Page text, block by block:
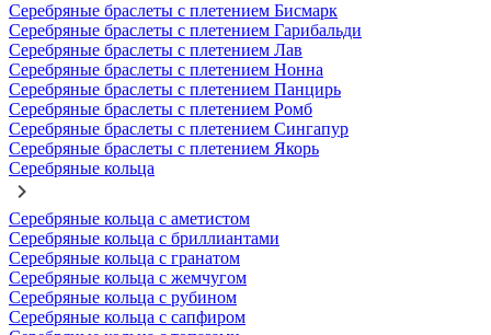
Серебряные браслеты с плетением Бисмарк
Серебряные браслеты с плетением Гарибальди
Серебряные браслеты с плетением Лав
Серебряные браслеты с плетением Нонна
Серебряные браслеты с плетением Панцирь
Серебряные браслеты с плетением Ромб
Серебряные браслеты с плетением Сингапур
Серебряные браслеты с плетением Якорь
Серебряные кольца
Серебряные кольца с аметистом
Серебряные кольца с бриллиантами
Серебряные кольца с гранатом
Серебряные кольца с жемчугом
Серебряные кольца с рубином
Серебряные кольца с сапфиром